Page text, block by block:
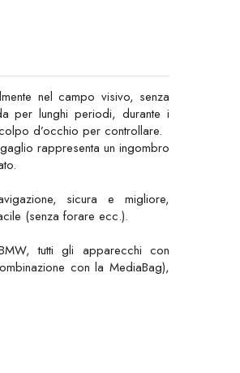
nel campo visivo, senza
per lunghi periodi, durante i
d’occhio per controllare.
rappresenta un ingombro
sicura e migliore,
(senza forare ecc.).
tutti gli apparecchi con
con la MediaBag),